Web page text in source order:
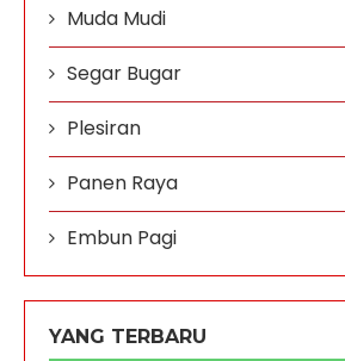
Muda Mudi
Segar Bugar
Plesiran
Panen Raya
Embun Pagi
YANG TERBARU